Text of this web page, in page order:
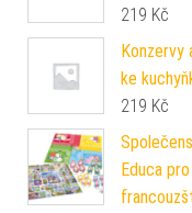
219 Kč
ke
219 Kč
Educa